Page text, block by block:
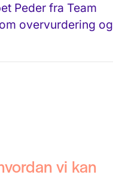
Peder fra Team
overvurdering og
vi kan